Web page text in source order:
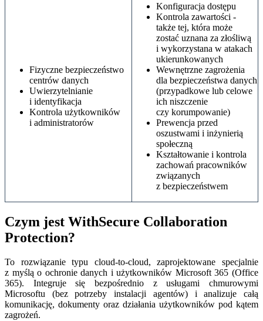
Fizyczne bezpieczeństwo
centrów danych
Uwierzytelnianie
i identyfikacja
Kontrola użytkowników
i administratorów
Konfiguracja dostępu
Kontrola zawartości -
także tej, która może
zostać uznana za złośliwą
i wykorzystana w atakach
ukierunkowanych
Wewnętrzne zagrożenia
dla bezpieczeństwa danych
(przypadkowe lub celowe
ich niszczenie
czy korumpowanie)
Prewencja przed
oszustwami i inżynierią
społeczną
Kształtowanie i kontrola
zachowań pracowników
związanych
z bezpieczeństwem
Czym jest WithSecure Collaboration
Protection?
To rozwiązanie typu cloud-to-cloud, zaprojektowane specjalnie
z myślą o ochronie danych i użytkowników Microsoft 365 (Office
365). Integruje się bezpośrednio z usługami chmurowymi
Microsoftu (bez potrzeby instalacji agentów) i analizuje całą
komunikację, dokumenty oraz działania użytkowników pod kątem
zagrożeń.